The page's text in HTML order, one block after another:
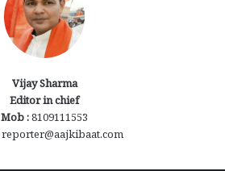
Vijay Sharma
Editor in chief
Mob :8109111553
reporter@aajkibaat.com